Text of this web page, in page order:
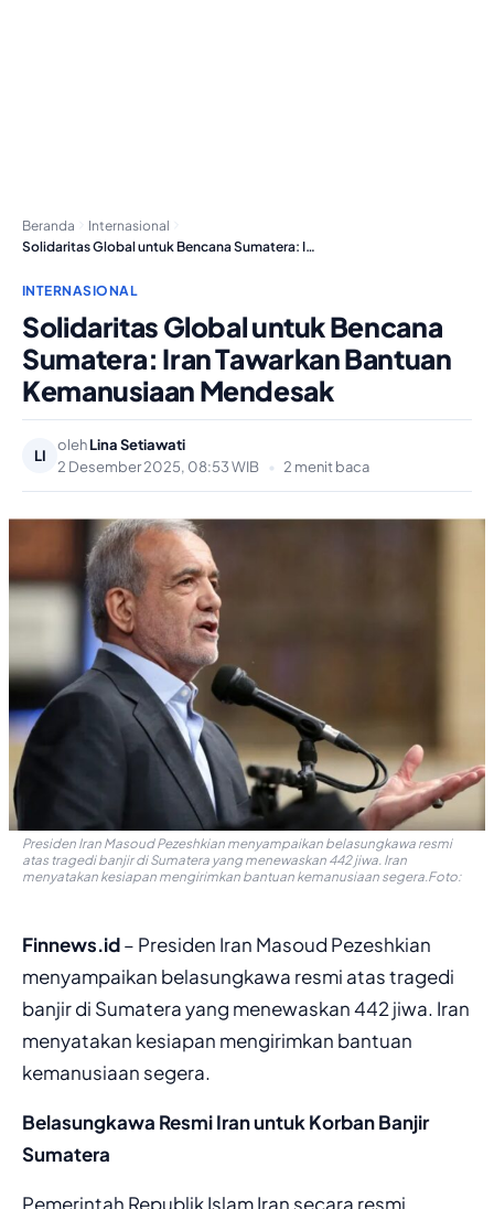
Beranda
Internasional
Solidaritas Global untuk Bencana Sumatera: Iran Tawarkan Bantuan…
INTERNASIONAL
Solidaritas Global untuk Bencana
Sumatera: Iran Tawarkan Bantuan
Kemanusiaan Mendesak
LI
olehLina Setiawati
2 Desember 2025, 08:53 WIB
• 2 menit baca
Presiden Iran Masoud Pezeshkian menyampaikan belasungkawa resmi
atas tragedi banjir di Sumatera yang menewaskan 442 jiwa. Iran
menyatakan kesiapan mengirimkan bantuan kemanusiaan segera.Foto:
Finnews.id– Presiden Iran Masoud Pezeshkian
menyampaikan belasungkawa resmi atas tragedi
banjir di Sumatera yang menewaskan 442 jiwa. Iran
menyatakan kesiapan mengirimkan bantuan
kemanusiaan segera.
Belasungkawa Resmi Iran untuk Korban Banjir
Sumatera
Pemerintah Republik Islam Iran secara resmi